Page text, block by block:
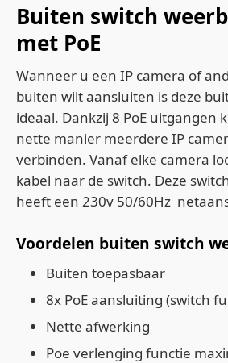
Buiten switch
met PoE
Wanneer u een IP camera of
buiten wilt aansluiten is deze
ideaal. Dankzij 8 PoE uitgangen
nette manier meerdere IP
verbinden. Vanaf elke camera
kabel naar de switch. Deze
heeft een 230v 50/60Hz
Voordelen buiten switch
Buiten toepasbaar
8x PoE aansluiting (switch
Nette afwerking
Poe verlenging functie